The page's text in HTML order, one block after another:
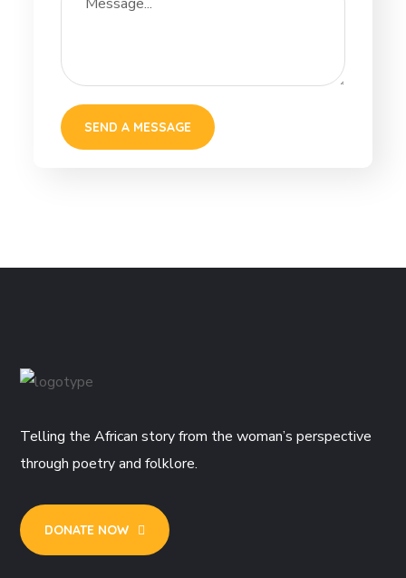
Telling the African story from the woman’s perspective
through poetry and folklore.
DONATE NOW